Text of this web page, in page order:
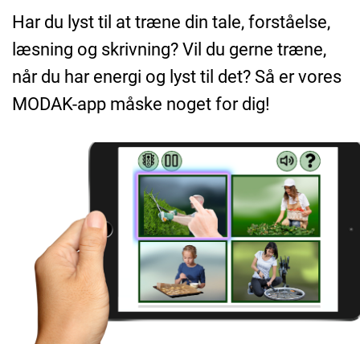
Har du lyst til at træne din tale, forståelse,
læsning og skrivning? Vil du gerne træne,
når du har energi og lyst til det? Så er vores
MODAK-app måske noget for dig!